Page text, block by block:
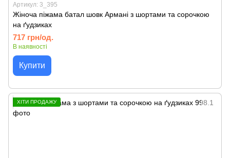
Артикул: 3_395
Жіноча піжама батал шовк Армані з шортами та сорочкою
на ґудзиках
717 грн/од.
В наявності
Купити
ХІТИ ПРОДАЖУ